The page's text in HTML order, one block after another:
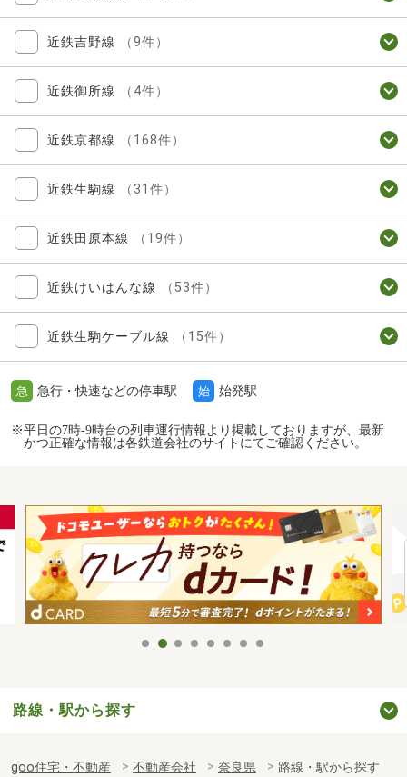
近鉄吉野線 （9件）
近鉄御所線 （4件）
近鉄京都線 （168件）
近鉄生駒線 （31件）
近鉄田原本線 （19件）
近鉄けいはんな線 （53件）
近鉄生駒ケーブル線 （15件）
急 急行・快速などの停車駅 始 始発駅
※平日の7時-9時台の列車運行情報より掲載しておりますが、最新
かつ正確な情報は各鉄道会社のサイトにてご確認ください。
路線・駅から探す
goo住宅・不動産 不動産会社 奈良県 路線・駅から探す